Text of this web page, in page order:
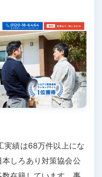
実績は68万件以上にな
しろあり対策協会公